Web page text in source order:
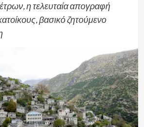
η τελευταία απογραφή
βασικό ζητούμενο